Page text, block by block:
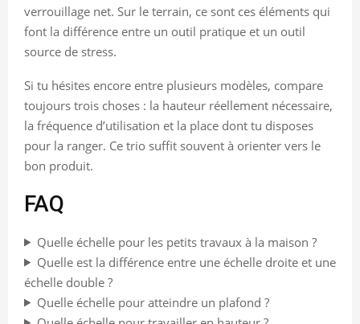
verrouillage net. Sur le terrain, ce sont ces éléments qui
font la différence entre un outil pratique et un outil
source de stress.
Si tu hésites encore entre plusieurs modèles, compare
toujours trois choses : la hauteur réellement nécessaire,
la fréquence d’utilisation et la place dont tu disposes
pour la ranger. Ce trio suffit souvent à orienter vers le
bon produit.
FAQ
Quelle échelle pour les petits travaux à la maison ?
Quelle est la différence entre une échelle droite et une
échelle double ?
Quelle échelle pour atteindre un plafond ?